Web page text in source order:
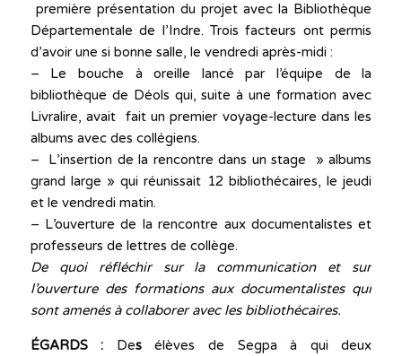
première présentation du projet avec la Bibliothèque
Départementale de l’Indre. Trois facteurs ont permis
d’avoir une si bonne salle, le vendredi après-midi :
– Le bouche à oreille lancé par l’équipe de la
bibliothèque de Déols qui, suite à une formation avec
Livralire, avait fait un premier voyage-lecture dans les
albums avec des collégiens.
– L’insertion de la rencontre dans un stage » albums
grand large » qui réunissait 12 bibliothécaires, le jeudi
et le vendredi matin.
– L’ouverture de la rencontre aux documentalistes et
professeurs de lettres de collège.
De quoi réfléchir sur la communication et sur
l’ouverture des formations aux documentalistes qui
sont amenés à collaborer avec les bibliothécaires.
ÉGARDS : Desélèves de Segpa à qui deux